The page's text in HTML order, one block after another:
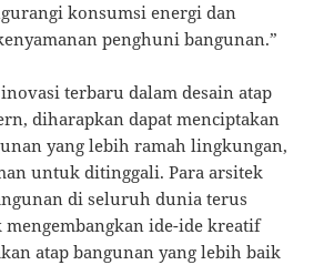
konsumsi energi dan
penghuni bangunan.”
terbaru dalam desain atap
diharapkan dapat menciptakan
yang lebih ramah lingkungan,
untuk ditinggali. Para arsitek
di seluruh dunia terus
ide-ide kreatif
atap bangunan yang lebih baik